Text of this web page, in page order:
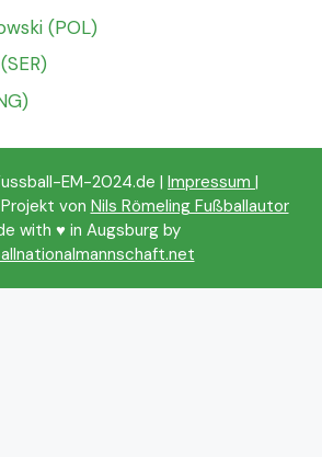
(POL)
EM-2024.de | Impressum |
Projekt von Nils Römeling Fußballautor
with ♥️ in Augsburg by